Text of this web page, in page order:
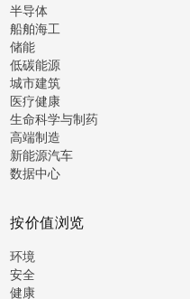
半导体
船舶海工
储能
低碳能源
城市建筑
医疗健康
生命科学与制药
高端制造
新能源汽车
数据中心
按价值浏览
环境
安全
健康